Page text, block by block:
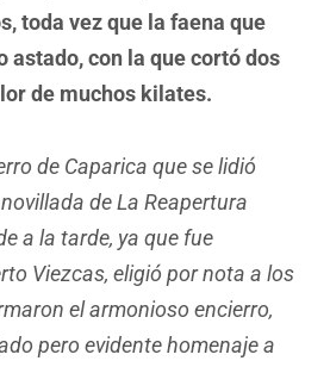
toda vez que la faena que
astado, con la que cortó dos
de muchos kilates.
de Caparica que se lidió
de La Reapertura
a la tarde, ya que fue
Viezcas, eligió por nota a los
el armonioso encierro,
pero evidente homenaje a